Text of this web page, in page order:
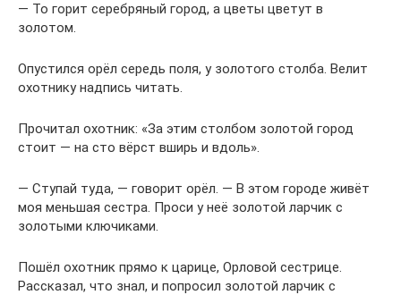
— То горит серебряный город, а цветы цветут в
золотом.
Опустился орёл середь поля, у золотого столба. Велит
охотнику надпись читать.
Прочитал охотник: «За этим столбом золотой город
стоит — на сто вёрст вширь и вдоль».
— Ступай туда, — говорит орёл. — В этом городе живёт
моя меньшая сестра. Проси у неё золотой ларчик с
золотыми ключиками.
Пошёл охотник прямо к царице, Орловой сестрице.
Рассказал, что знал, и попросил золотой ларчик с